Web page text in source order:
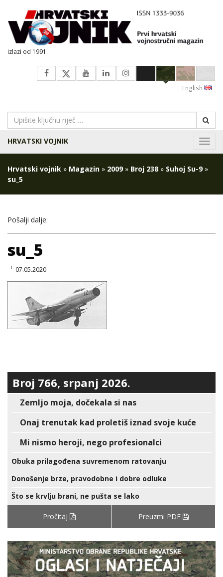
izlazi od 1991.
English
HRVATSKI VOJNIK
Hrvatski vojnik » Magazin » 2009» Broj 238 » Suhoj Su-9»
su_5
Pošalji dalje:
su_5
07.05.2020
Broj 766, srpanj 2026.
Zemljo moja, dočekala si nas
Onaj trenutak kad proletiš iznad svoje kuće
Mi nismo heroji, nego profesionalci
Obuka prilagođena suvremenom ratovanju
Donošenje brze, pravodobne i dobre odluke
Što se krvlju brani, ne pušta se lako
Pročitaj Preuzmi PDF